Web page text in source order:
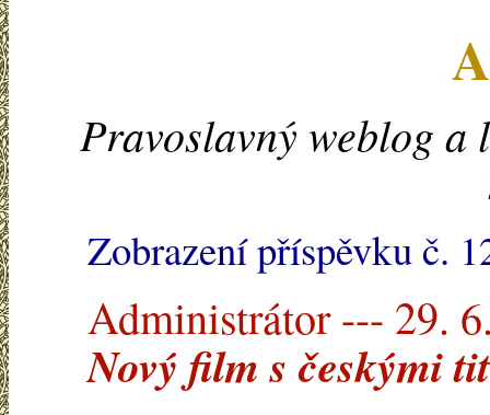
Pravoslavný weblog a
Zobrazení příspěvku č.
Administrátor --- 29.
Nový film s českými